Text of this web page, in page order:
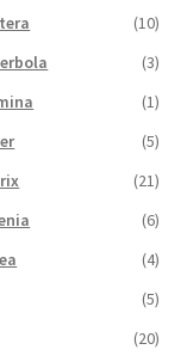
(10)
(3)
(1)
(5)
(21)
(6)
(4)
(5)
(20)